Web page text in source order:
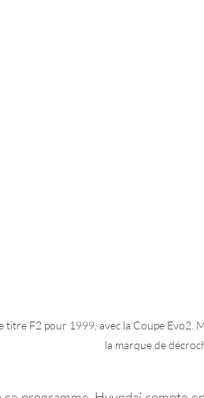
titre F2 pour 1999, avec la Coupe Evo2.
la marque de